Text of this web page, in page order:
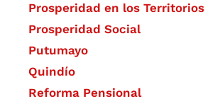
Prosperidad en los Territorios
Prosperidad Social
Putumayo
Quindío
Reforma Pensional